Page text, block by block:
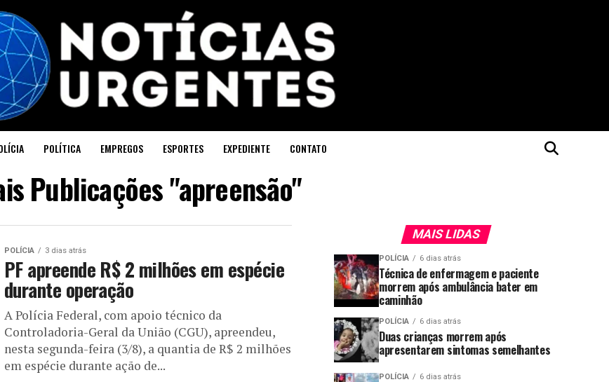
POLÍTICA EMPREGOS ESPORTES EXPEDIENTE CONTATO
Publicações "apreensão"
POLÍCIA 3 dias atrás
PF apreende R$ 2 milhões em espécie
durante operação
A Polícia Federal, com apoio técnico da
Controladoria-Geral da União (CGU), apreendeu,
nesta segunda-feira (3/8), a quantia de R$ 2 milhões
em espécie durante ação de...
MAIS LIDAS
POLÍCIA 6 dias atrás
Técnica de enfermagem e paciente
morrem após ambulância bater em
caminhão
POLÍCIA 6 dias atrás
Duas crianças morrem após
apresentarem sintomas semelhantes
POLÍCIA 6 dias atrás